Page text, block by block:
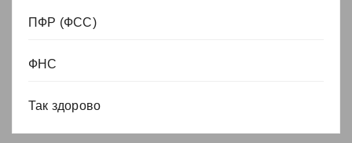
ПФР (ФСС)
ФНС
Так здорово